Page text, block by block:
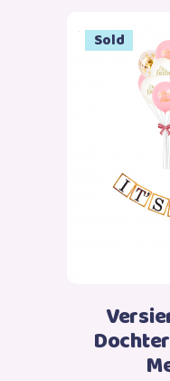
was:
€23,99.
Sale
Sold